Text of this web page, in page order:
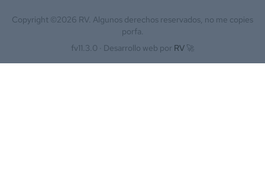
Copyright ©2026 RV. Algunos derechos reservados, no me copies
porfa.
fv11.3.0 · Desarrollo web por RV 🚀